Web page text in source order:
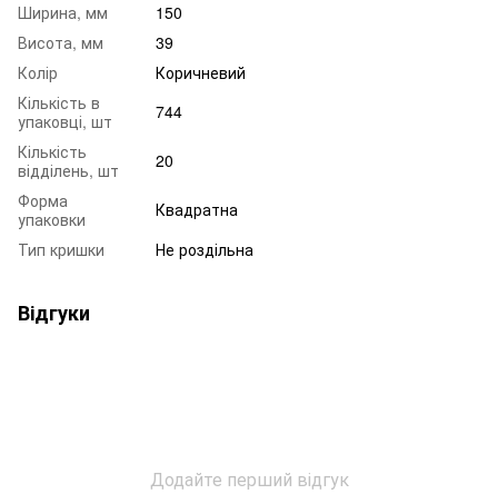
Ширина, мм
150
Висота, мм
39
Колір
Коричневий
Кількість в
упаковці, шт
744
Кількість
відділень, шт
20
Форма
упаковки
Квадратна
Тип кришки
Не роздільна
Відгуки
Додайте перший відгук